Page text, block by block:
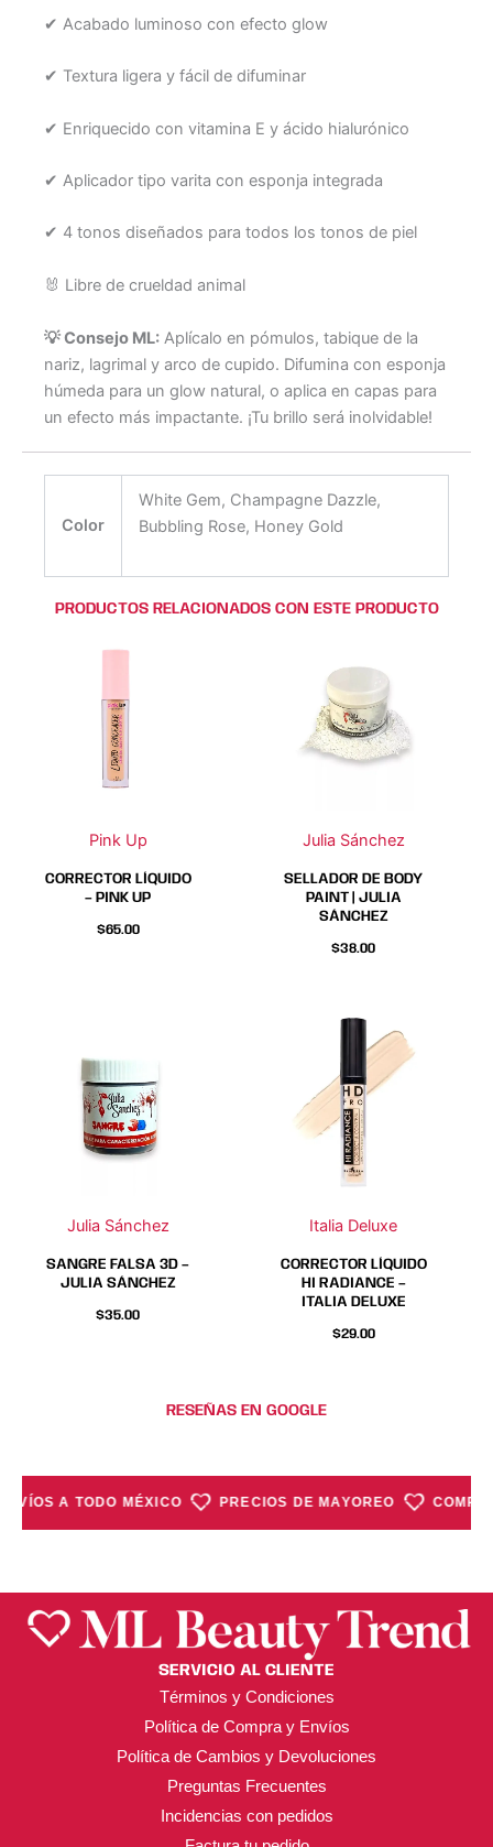
✔ Acabado luminoso con efecto glow
✔ Textura ligera y fácil de difuminar
✔ Enriquecido con vitamina E y ácido hialurónico
✔ Aplicador tipo varita con esponja integrada
✔ 4 tonos diseñados para todos los tonos de piel
🐰 Libre de crueldad animal
💡 Consejo ML: Aplícalo en pómulos, tabique de la
nariz, lagrimal y arco de cupido. Difumina con esponja
húmeda para un glow natural, o aplica en capas para
un efecto más impactante. ¡Tu brillo será inolvidable!
Color
White Gem, Champagne Dazzle,
Bubbling Rose, Honey Gold
PRODUCTOS RELACIONADOS CON ESTE PRODUCTO
Pink Up
producto
múltiples
variantes.
Las
opciones
pueden
elegir
en
la
CORRECTOR LÍQUIDO
– PINK UP
$65.00
pueden
elegir
en
la
Julia Sánchez
SELLADOR DE BODY
PAINT | JULIA
SÁNCHEZ
$38.00
Julia Sánchez
SANGRE FALSA 3D –
JULIA SÁNCHEZ
$35.00
Italia Deluxe
Este
producto
múltiples
variantes.
Las
opciones
pueden
elegir
en
la
página
CORRECTOR LÍQUIDO
HI RADIANCE –
ITALIA DELUXE
$29.00
producto
tiene
múltiples
pueden
elegir
en
la
página
RESEÑAS EN GOOGLE
A TODO MÉXICO PRECIOS DE MAYOREO
SERVICIO AL CLIENTE
Términos y Condiciones
Política de Compra y Envíos
Política de Cambios y Devoluciones
Preguntas Frecuentes
Incidencias con pedidos